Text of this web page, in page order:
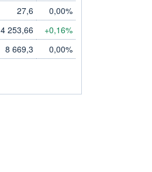
27,6 0,00%
4 253,66 +0,16%
8 669,3 0,00%